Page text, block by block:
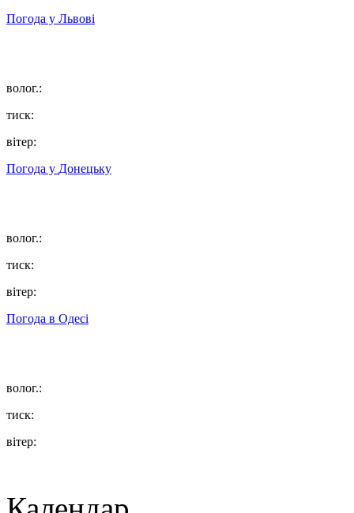
Погода у Львові
волог.:
тиск:
вітер:
Погода у Донецьку
волог.:
тиск:
вітер:
Погода в Одесі
волог.:
тиск:
вітер: